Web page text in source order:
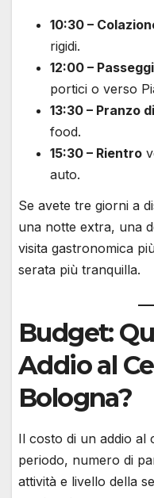
10:30 –
rigidi.
12:00 –
portici o verso
13:30 – Pranzo
food.
15:30 – Rientro
auto.
Se avete tre giorni a
una notte extra, una
visita gastronomica
serata più tranquilla.
Budget:
Addio al
Bologna?
Il costo di un addio al
periodo, numero di
attività e livello della